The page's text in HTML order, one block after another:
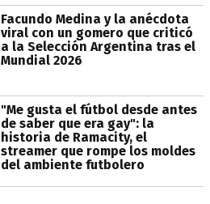
Facundo Medina y la anécdota
viral con un gomero que criticó
a la Selección Argentina tras el
Mundial 2026
"Me gusta el fútbol desde antes
de saber que era gay": la
historia de Ramacity, el
streamer que rompe los moldes
del ambiente futbolero